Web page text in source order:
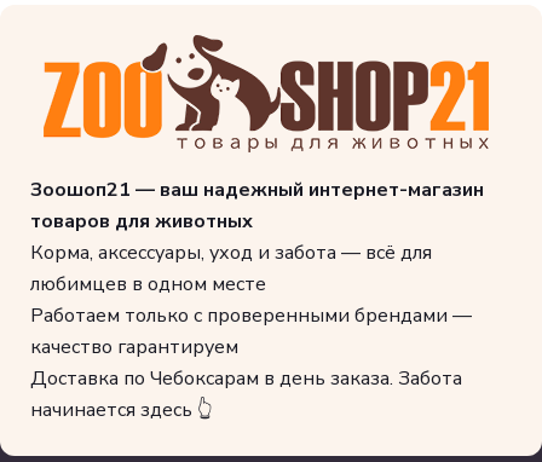
Зоошоп21 — ваш надежный интернет-магазин
товаров для животных
Корма, аксессуары, уход и забота — всё для
любимцев в одном месте
Работаем только с проверенными брендами —
качество гарантируем
Доставка по Чебоксарам в день заказа. Забота
начинается здесь 👆